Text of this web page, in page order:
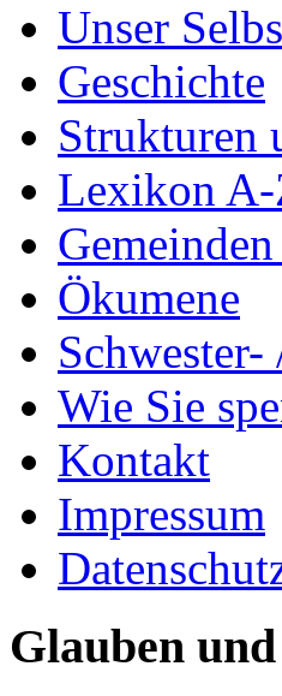
Unser
Geschichte
Strukturen
Lexikon
Ökumene
Wie Sie
Kontakt
Impressum
Glauben